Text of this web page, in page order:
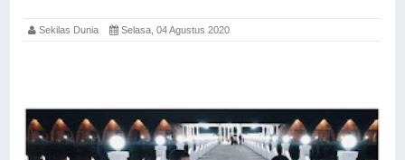
Sekilas Dunia Selasa, 04 Agustus 2020